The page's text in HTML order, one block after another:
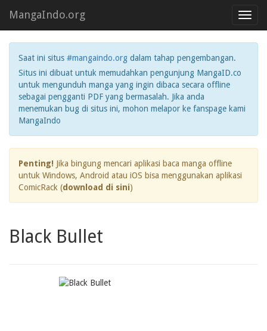
MangaIndo.org
Saat ini situs #mangaindo.org dalam tahap pengembangan.
Situs ini dibuat untuk memudahkan pengunjung MangaID.co
untuk mengunduh manga yang ingin dibaca secara offline
sebagai pengganti PDF yang bermasalah. Jika anda
menemukan bug di situs ini, mohon melapor ke fanspage kami
MangaIndo
Penting! Jika bingung mencari aplikasi baca manga offline
untuk Windows, Android atau iOS bisa menggunakan aplikasi
ComicRack (download di sini)
Black Bullet